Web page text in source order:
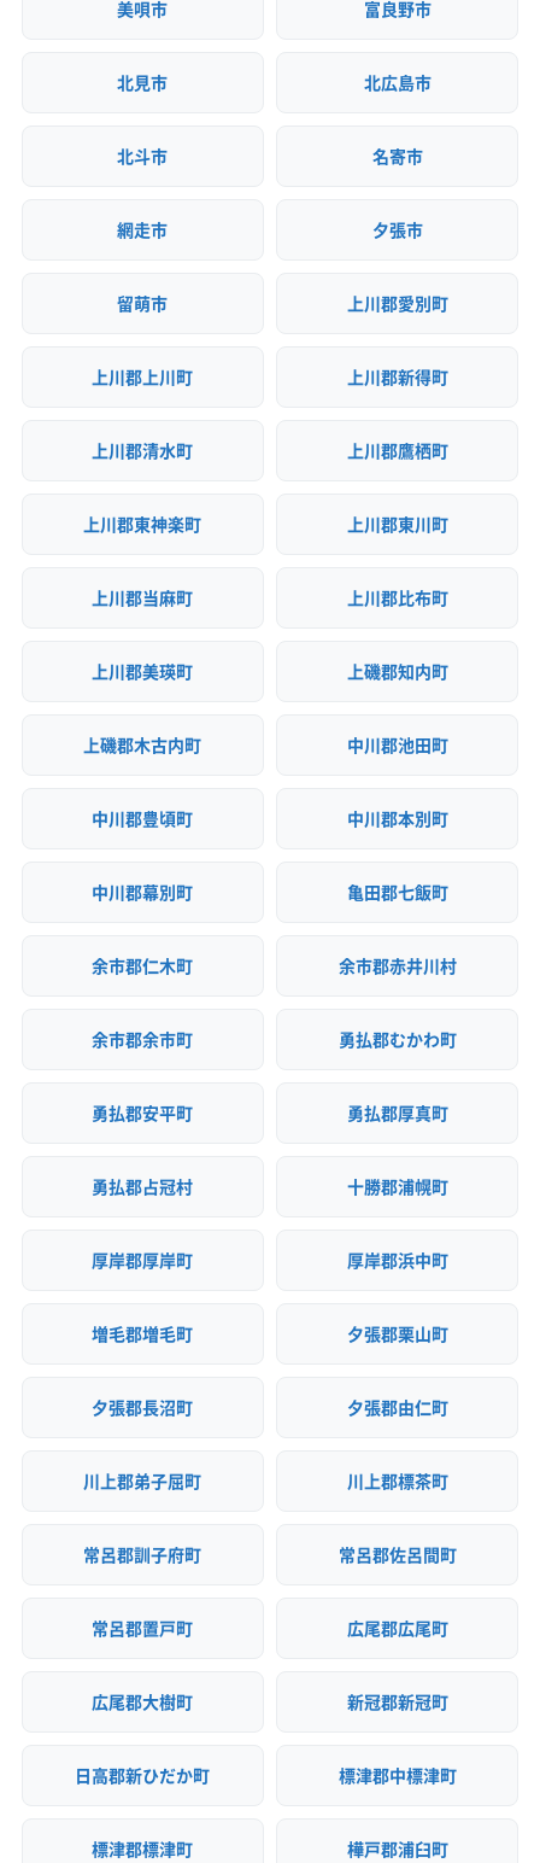
美唄市 富良野市
北見市 北広島市
北斗市 名寄市
網走市 夕張市
留萌市 上川郡愛別町
上川郡上川町 上川郡新得町
上川郡清水町 上川郡鷹栖町
上川郡東神楽町 上川郡東川町
上川郡当麻町 上川郡比布町
上川郡美瑛町 上磯郡知内町
上磯郡木古内町 中川郡池田町
中川郡豊頃町 中川郡本別町
中川郡幕別町 亀田郡七飯町
余市郡仁木町 余市郡赤井川村
余市郡余市町 勇払郡むかわ町
勇払郡安平町 勇払郡厚真町
勇払郡占冠村 十勝郡浦幌町
厚岸郡厚岸町 厚岸郡浜中町
増毛郡増毛町 夕張郡栗山町
夕張郡長沼町 夕張郡由仁町
川上郡弟子屈町 川上郡標茶町
常呂郡訓子府町 常呂郡佐呂間町
常呂郡置戸町 広尾郡広尾町
広尾郡大樹町 新冠郡新冠町
日高郡新ひだか町 標津郡中標津町
標津郡標津町 樺戸郡浦臼町